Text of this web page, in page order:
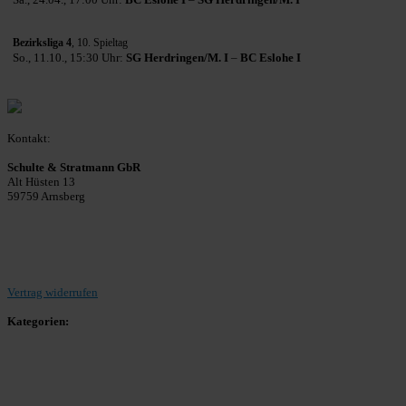
Bezirksliga 4, 10. Spieltag
So., 11.10., 15:30 Uhr: SG Herdringen/M. I – BC Eslohe I
Kontakt:
Schulte & Stratmann GbR
Alt Hüsten 13
59759 Arnsberg
Vertrag widerrufen
Kategorien: